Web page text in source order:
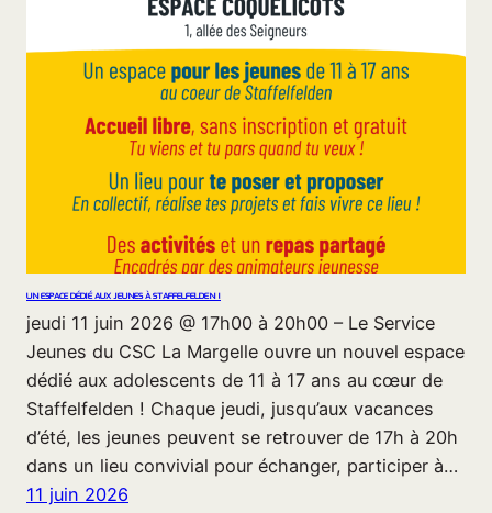
UN ESPACE DÉDIÉ AUX JEUNES À STAFFELFELDEN !
jeudi 11 juin 2026 @ 17h00 à 20h00 – Le Service
Jeunes du CSC La Margelle ouvre un nouvel espace
dédié aux adolescents de 11 à 17 ans au cœur de
Staffelfelden ! Chaque jeudi, jusqu’aux vacances
d’été, les jeunes peuvent se retrouver de 17h à 20h
dans un lieu convivial pour échanger, participer à…
11 juin 2026